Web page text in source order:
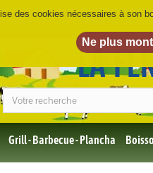
LA
Grill - Barbecue - Plancha
des cookies nécessaires à son